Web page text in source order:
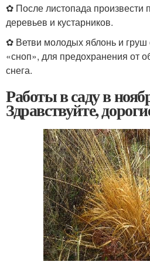
✿ После листопада произвести
деревьев и кустарников.
✿ Ветви молодых яблонь и груш
«сноп», для предохранения от
снега.
Работы в саду в
Здравствуйте,